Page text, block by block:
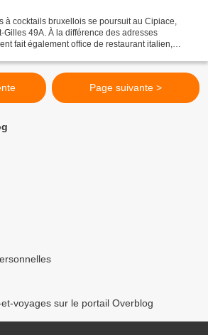
à cocktails bruxellois se poursuit au Cipiace,
Gilles 49A. À la différence des adresses
fait également office de restaurant italien,
Page suivante >
voyages sur le portail Overblog